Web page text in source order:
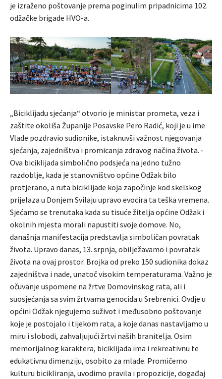
je izraženo poštovanje prema poginulim pripadnicima 102.
odžačke brigade HVO-a.
„Biciklijadu sjećanja“ otvorio je ministar prometa, veza i
zaštite okoliša Županije Posavske Pero Radić, koji je u ime
Vlade pozdravio sudionike, istaknuvši važnost njegovanja
sjećanja, zajedništva i promicanja zdravog načina života. -
Ova biciklijada simbolično podsjeća na jedno tužno
razdoblje, kada je stanovništvo općine Odžak bilo
protjerano, a ruta biciklijade koja započinje kod skelskog
prijelaza u Donjem Svilaju upravo evocira ta teška vremena.
Sjećamo se trenutaka kada su tisuće žitelja općine Odžak i
okolnih mjesta morali napustiti svoje domove. No,
današnja manifestacija predstavlja simboličan povratak
života. Upravo danas, 13. srpnja, obilježavamo i povratak
života na ovaj prostor. Brojka od preko 150 sudionika dokaz
zajedništva i nade, unatoč visokim temperaturama. Važno je
očuvanje uspomene na žrtve Domovinskog rata, ali i
suosjećanja sa svim žrtvama genocida u Srebrenici. Ovdje u
općini Odžak njegujemo suživot i međusobno poštovanje
koje je postojalo i tijekom rata, a koje danas nastavljamo u
miru i slobodi, zahvaljujući žrtvi naših branitelja. Osim
memorijalnog karaktera, biciklijada ima i rekreativnu te
edukativnu dimenziju, osobito za mlade. Promičemo
kulturu bicikliranja, uvodimo pravila i propozicije, događaj